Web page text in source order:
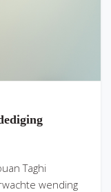
Taghi
wending